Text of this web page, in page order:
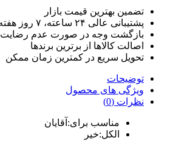
تضمین بهترین قیمت بازار
پشتیبانی عالی ۲۴ ساعته، ۷ روز هفته
بازگشت وجه در صورت عدم رضایت
اصالت کالاها از برترین برندها
تحویل سریع در کمترین زمان ممکن
توضیحات
ویژگی های محصول
نظرات (0)
مناسب برای:آقایان
الکل:خیر